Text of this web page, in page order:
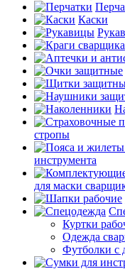
Каски
стропы
инструмента
для маски
Куртки
Одежда
Футболки с